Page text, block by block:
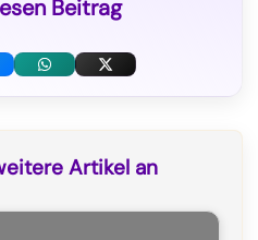
Beitrag
W
X
T
Artikel an